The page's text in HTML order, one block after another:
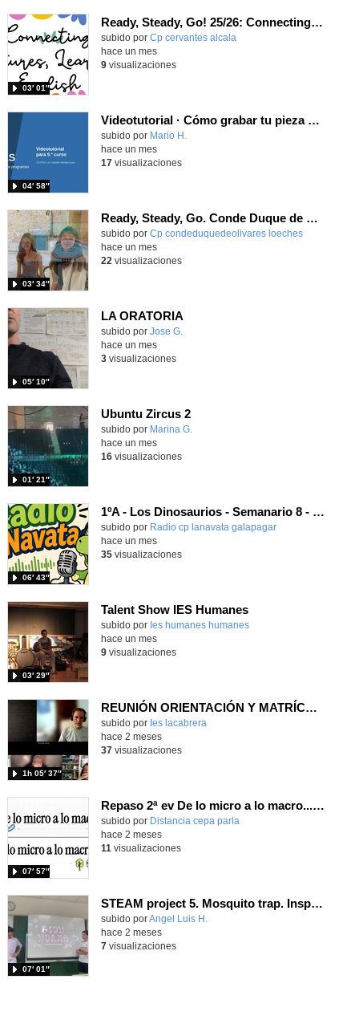
Ready, Steady, Go! 25/26: Connecting Cultures, Learning English
Contenido educativo.
subido por Cp cervantes alcala
03′ 01″
hace un mes
9visualizaciones
Videotutorial · Cómo grabar tu pieza sonora · Radio Jarales
Contenido educativo.
subido por Mario H.
04′ 58″
hace un mes
17visualizaciones
Ready, Steady, Go. Conde Duque de Olivares
Contenido educativo.
subido por Cp condeduquedeolivares loeches
03′ 34″
-
hace un mes
22 visualizaciones
LA ORATORIA
Contenido educativo.
subido por Jose G.
05′ 10″
hace un mes
3visualizaciones
Ubuntu Zircus 2- Contenido educativo
Contenido educativo.
subido por Marina G.
01′ 21″
hace un mes
16visualizaciones
1ºA - Los Dinosaurios - Semanario 8 - 2026
Contenido educativo.
subido por Radio cp lanavata galapagar
06′ 43″
-
hace un mes
35visualizaciones
Talent Show IES Humanes
subido por Ies humanes humanes
03′ 29″
-
hace un mes
9visualizaciones
REUNIÓN ORIENTACIÓN Y MATRÍCULA para alumnado de 6º a 1º ESO
Contenido educativo.
subido por Ies lacabrera
1h 05′ 37″
hace 2 meses
37visualizaciones
Repaso 2ª ev De lo micro a lo macro...Célula, Cuerpo humano y Ecología
Contenido educativo.
subido por Distancia cepa parla
07′ 57″
hace 2 meses
11 visualizaciones
STEAM project 5. Mosquito trap. Inspired in the glow worms.
Contenido educativo.
subido porAngel Luis H.
07′ 01″
hace 2 meses
7visualizaciones